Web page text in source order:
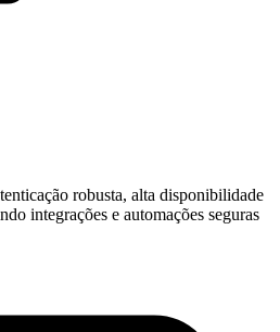
robusta, alta disponibilidade
integrações e automações seguras